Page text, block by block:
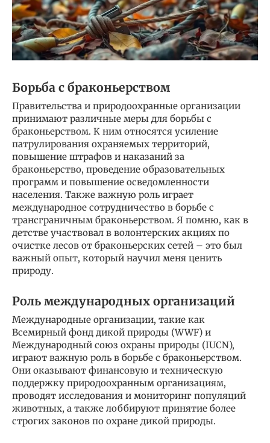
Борьба с браконьерством
Правительства и природоохранные организации
принимают различные меры для борьбы с
браконьерством. К ним относятся усиление
патрулирования охраняемых территорий,
повышение штрафов и наказаний за
браконьерство, проведение образовательных
программ и повышение осведомленности
населения. Также важную роль играет
международное сотрудничество в борьбе с
трансграничным браконьерством. Я помню, как в
детстве участвовал в волонтерских акциях по
очистке лесов от браконьерских сетей – это был
важный опыт, который научил меня ценить
природу.
Роль международных организаций
Международные организации, такие как
Всемирный фонд дикой природы (WWF) и
Международный союз охраны природы (IUCN),
играют важную роль в борьбе с браконьерством.
Они оказывают финансовую и техническую
поддержку природоохранным организациям,
проводят исследования и мониторинг популяций
животных, а также лоббируют принятие более
строгих законов по охране дикой природы.